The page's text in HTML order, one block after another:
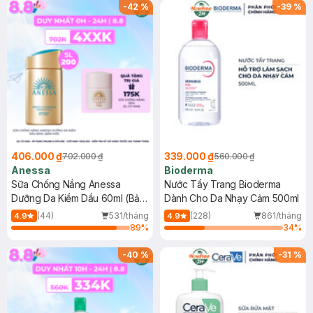
-42%
406.000 ₫702.000 ₫
Anessa
Sữa Chống Nắng Anessa
Dưỡng Da Kiềm Dầu 60ml (Bản
Mới)
4.9 (44)
531/tháng
89%
-39 %
339.000 ₫560.000 ₫
Bioderma
Nước Tẩy Trang Bioderma
Dành Cho Da Nhạy Cảm 500ml
4.9 (228)
861/tháng
34%
-40% -31 %